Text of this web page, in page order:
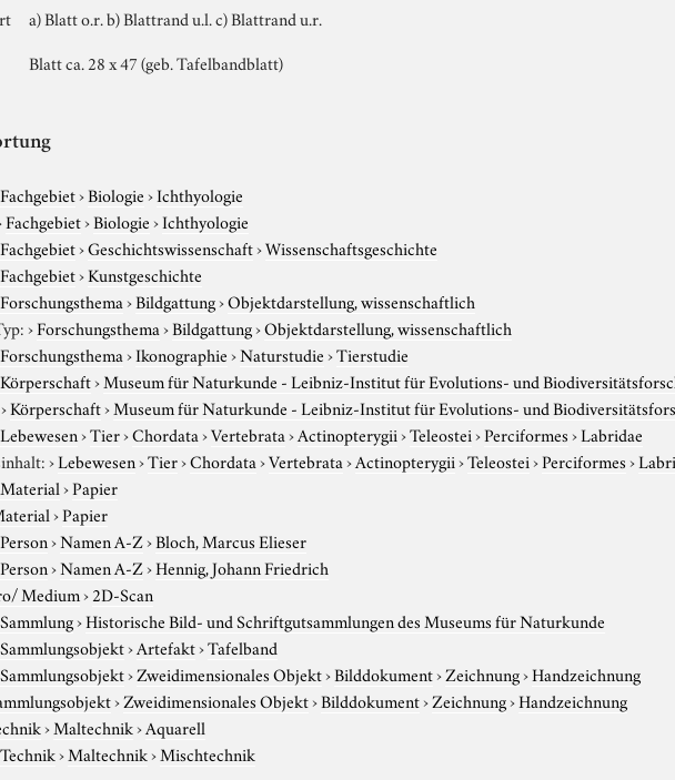
a) Blatt o.r. b) Blattrand u.l. c) Blattrand u.r.
Blatt ca. 28 x 47 (geb. Tafelbandblatt)
Fachgebiet›Biologie›Ichthyologie
Fachgebiet›Biologie›Ichthyologie
Fachgebiet›Geschichtswissenschaft›Wissenschaftsgeschichte
Fachgebiet›Kunstgeschichte
Forschungsthema›Bildgattung›Objektdarstellung, wissenschaftlich
›Forschungsthema›Bildgattung›Objektdarstellung, wissenschaftlich
Forschungsthema›Ikonographie›Naturstudie›Tierstudie
Körperschaft›Museum für Naturkunde - Leibniz-Institut für Evolutions- und
›Körperschaft›Museum für Naturkunde - Leibniz-Institut für Evolutions- und
Lebewesen›Tier›Chordata›Vertebrata›Actinopterygii›Teleostei›Perciformes›Labridae
›Lebewesen›Tier›Chordata›Vertebrata›Actinopterygii›Teleostei›Perciformes›
Material›Papier
›Papier
Person›Namen A-Z›Bloch, Marcus Elieser
Person›Namen A-Z›Hennig, Johann Friedrich
Medium›2D-Scan
Sammlung›Historische Bild- und Schriftgutsammlungen des Museums für Naturkunde
Sammlungsobjekt›Artefakt›Tafelband
Sammlungsobjekt›Zweidimensionales Objekt›Bilddokument›Zeichnung›Handzeichnung
›Zweidimensionales Objekt›Bilddokument›Zeichnung›Handzeichnung
›Maltechnik›Aquarell
Technik›Maltechnik›Mischtechnik